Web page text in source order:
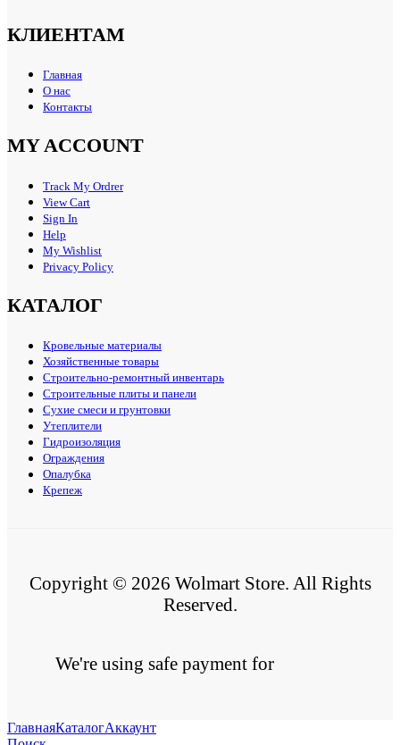
КЛИЕНТАМ
Главная
О нас
Контакты
MY ACCOUNT
Track My Ordrer
View Cart
Sign In
Help
My Wishlist
Privacy Policy
КАТАЛОГ
Кровельные материалы
Хозяйственные товары
Строительно-ремонтный инвентарь
Строительные плиты и панели
Сухие смеси и грунтовки
Утеплители
Гидроизоляция
Ограждения
Опалубка
Крепеж
Copyright © 2026 Wolmart Store. All Rights
Reserved.
We're using safe payment for
ГлавнаяКаталогАккаунт